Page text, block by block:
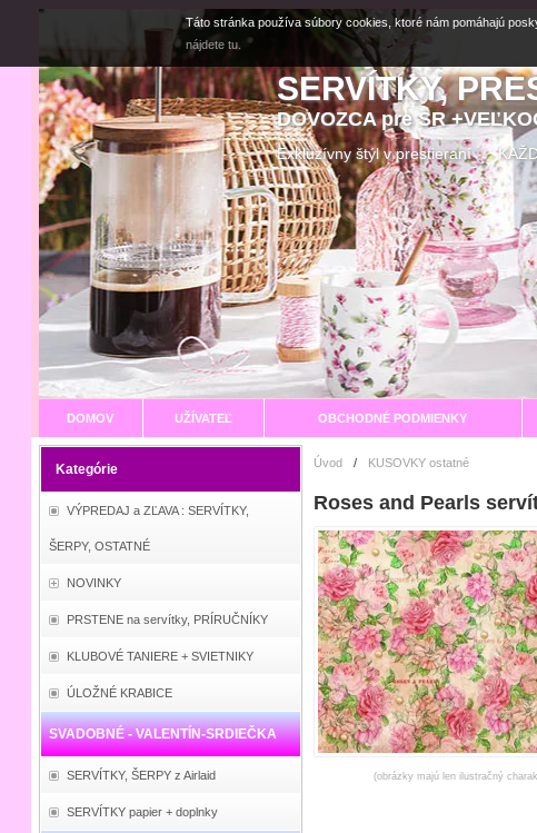
SERVÍTKY,
DOVOZCA pre SR
Exkluzívny štýl v prestieraní
DOMOV UŽÍVATEĽ OBCHODNÉ PODMIENKY
Kategórie
VÝPREDAJ a ZĽAVA : SERVÍTKY,
ŠERPY, OSTATNÉ
NOVINKY
PRSTENE na servítky, PRÍRUČNÍKY
KLUBOVÉ TANIERE + SVIETNIKY
ÚLOŽNÉ KRABICE
SVADOBNÉ - VALENTÍN-SRDIEČKA
SERVÍTKY, ŠERPY z Airlaid
SERVÍTKY papier + doplnky
Úvod / KUSOVKY ostatné
Roses and Pearls
(obrázky majú len ilustračný
Táto stránka používa súbory cookies, ktoré nám pomáhajú
nájdete tu.